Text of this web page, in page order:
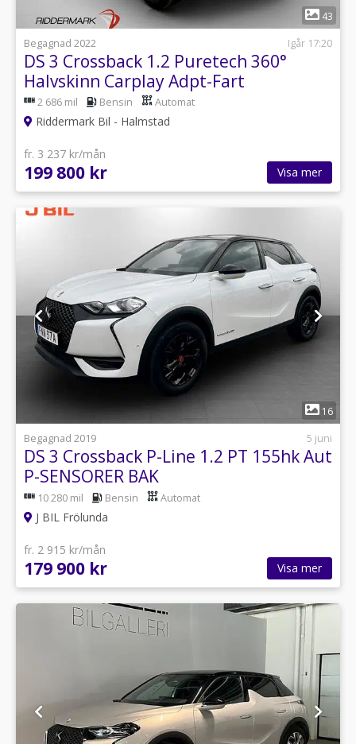
1
43
Begagnad 2022
Igår 17:20
DS 3 Crossback 1.2 Puretech 360°
Halvskinn Carplay Adpt-Fart
2 686 mil Bensin Automat
Riddermark Bil - Halmstad
fr. 3 237 kr/mån
199 800 kr Visa mer
1
16
Begagnad 2019
5 juni
DS 3 Crossback P-Line 1.2 PT 155hk Aut
P-SENSORER BAK
10 280 mil Bensin Automat
J BIL Frölunda
fr. 2 915 kr/mån
179 900 kr Visa mer